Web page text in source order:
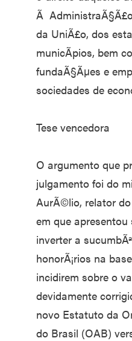
Ã
da UniÃ£o, dos
municÃ­pios, bem
fundaÃ§Ãµes e
sociedades de
Tese vencedora
O argumento que
julgamento foi do
AurÃ©lio, relator
em que apresentou
inverter a
honorÃ¡rios na
incidirem sobre o
devidamente
novo Estatuto da
do Brasil (OAB)